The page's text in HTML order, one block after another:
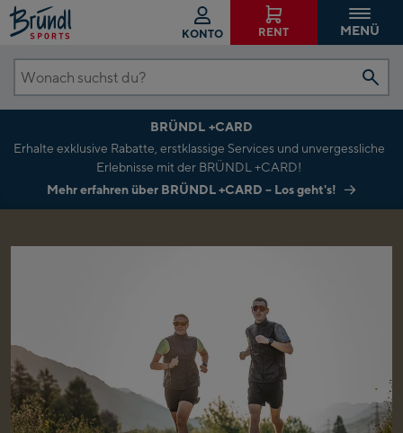
KONTO RENT MENÜ
Wonach
suchst
BRÜNDL +CARD
Erhalte exklusive Rabatte, erstklassige Services und unvergessliche
Erlebnisse mit der BRÜNDL +CARD!
Mehr erfahren über BRÜNDL +CARD – Los geht's!